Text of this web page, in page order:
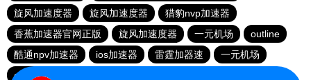
旋风加速度器
旋风加速度器
猎豹nvp加速器
香蕉加速器官网正版
旋风加速度器 一元机场
outline
酷通npv加速器
ios加速器 雷霆加器速
一元机场
outline